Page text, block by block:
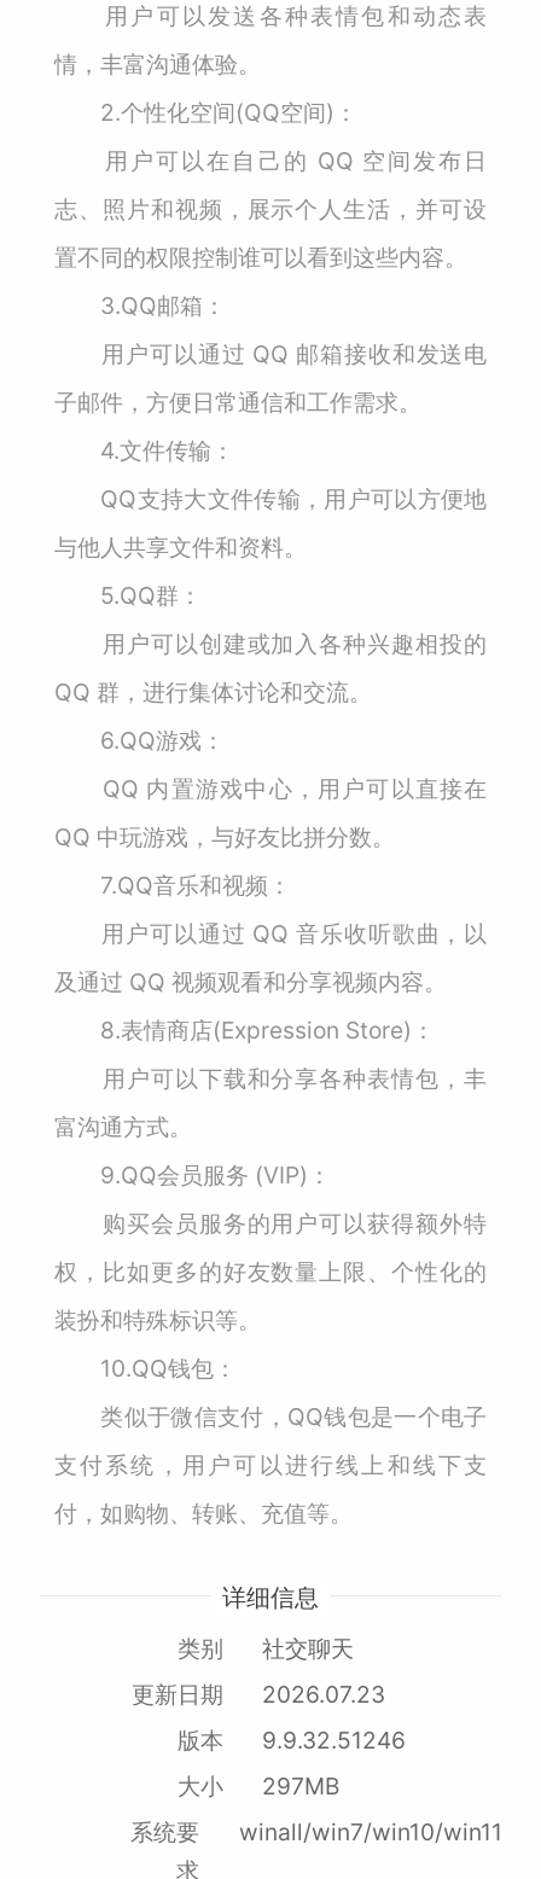
用户可以发送各种表情包和动态表
情，丰富沟通体验。
2.个性化空间(QQ空间)：
用户可以在自己的 QQ 空间发布日
志、照片和视频，展示个人生活，并可设
置不同的权限控制谁可以看到这些内容。
3.QQ邮箱：
用户可以通过 QQ 邮箱接收和发送电
子邮件，方便日常通信和工作需求。
4.文件传输：
QQ支持大文件传输，用户可以方便地
与他人共享文件和资料。
5.QQ群：
用户可以创建或加入各种兴趣相投的
QQ 群，进行集体讨论和交流。
6.QQ游戏：
QQ 内置游戏中心，用户可以直接在
QQ 中玩游戏，与好友比拼分数。
7.QQ音乐和视频：
用户可以通过 QQ 音乐收听歌曲，以
及通过 QQ 视频观看和分享视频内容。
8.表情商店(Expression Store)：
用户可以下载和分享各种表情包，丰
富沟通方式。
9.QQ会员服务 (VIP)：
购买会员服务的用户可以获得额外特
权，比如更多的好友数量上限、个性化的
装扮和特殊标识等。
10.QQ钱包：
类似于微信支付，QQ钱包是一个电子
支付系统，用户可以进行线上和线下支
付，如购物、转账、充值等。
详细信息
类别
社交聊天
更新日期
2026.07.23
版本
9.9.32.51246
大小
297MB
系统要
求
winall/win7/win10/win11